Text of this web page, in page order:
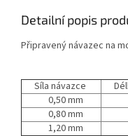
Detailní popis
Připravený návazec na
Síla návazce
0,50 mm
0,80 mm
1,20 mm